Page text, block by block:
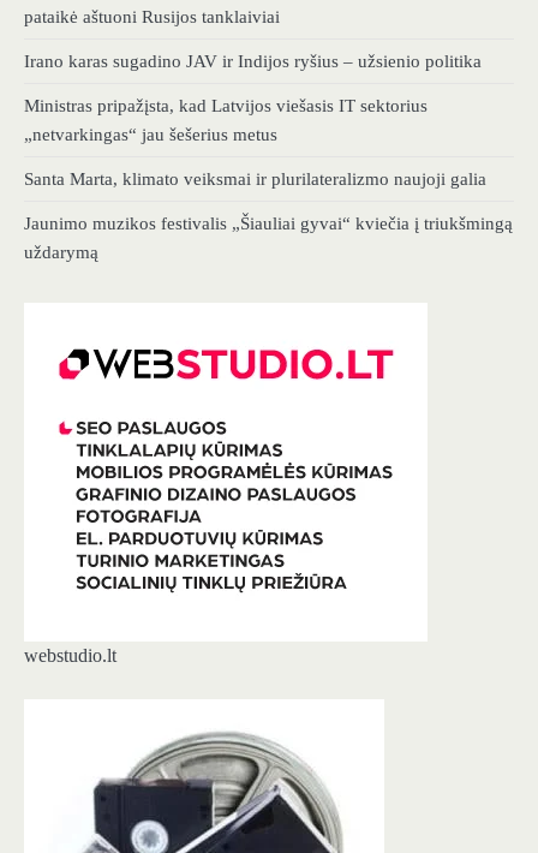
pataikė aštuoni Rusijos tanklaiviai
Irano karas sugadino JAV ir Indijos ryšius – užsienio politika
Ministras pripažįsta, kad Latvijos viešasis IT sektorius
„netvarkingas“ jau šešerius metus
Santa Marta, klimato veiksmai ir plurilateralizmo naujoji galia
Jaunimo muzikos festivalis „Šiauliai gyvai“ kviečia į triukšmingą
uždarymą
webstudio.lt